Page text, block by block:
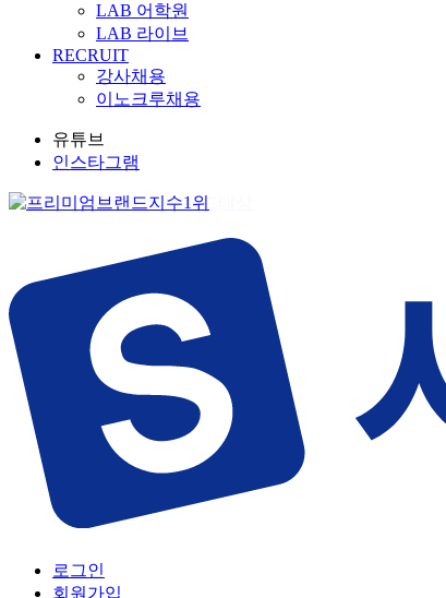
LAB 어학원
LAB 라이브
RECRUIT
강사채용
이노크루채용
유튜브
인스타그램
로그인
회원가입